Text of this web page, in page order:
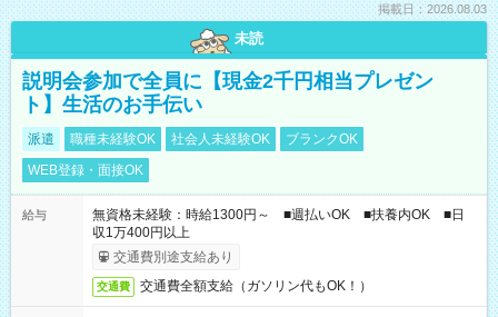
掲載日：2026.08.03
未読
説明会参加で全員に【現金2千円相当プレゼン
ト】生活のお手伝い
派遣 職種未経験OK 社会人未経験OK
ブランクOK
WEB登録・面接OK
給与
無資格未経験：時給1300円～ ■週払いOK ■扶養内OK ■日
収1万400円以上
交通費別途支給あり
交通費 交通費全額支給（ガソリン代もOK！）